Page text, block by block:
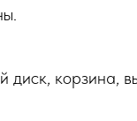
диск, корзина,